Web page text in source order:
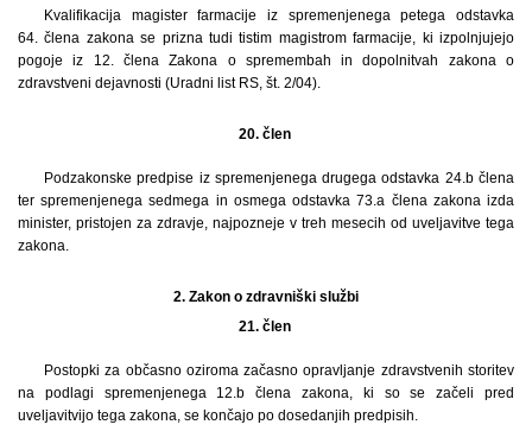
Kvalifikacija magister farmacije iz spremenjenega petega odstavka
64. člena zakona se prizna tudi tistim magistrom farmacije, ki izpolnjujejo
pogoje iz 12. člena Zakona o spremembah in dopolnitvah zakona o
zdravstveni dejavnosti (Uradni list RS, št. 2/04).
20. člen
Podzakonske predpise iz spremenjenega drugega odstavka 24.b člena
ter spremenjenega sedmega in osmega odstavka 73.a člena zakona izda
minister, pristojen za zdravje, najpozneje v treh mesecih od uveljavitve tega
zakona.
2. Zakon o zdravniški službi
21. člen
Postopki za občasno oziroma začasno opravljanje zdravstvenih storitev
na podlagi spremenjenega 12.b člena zakona, ki so se začeli pred
uveljavitvijo tega zakona, se končajo po dosedanjih predpisih.